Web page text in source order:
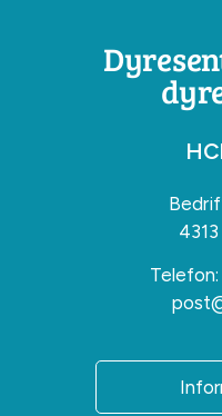
Telefon: